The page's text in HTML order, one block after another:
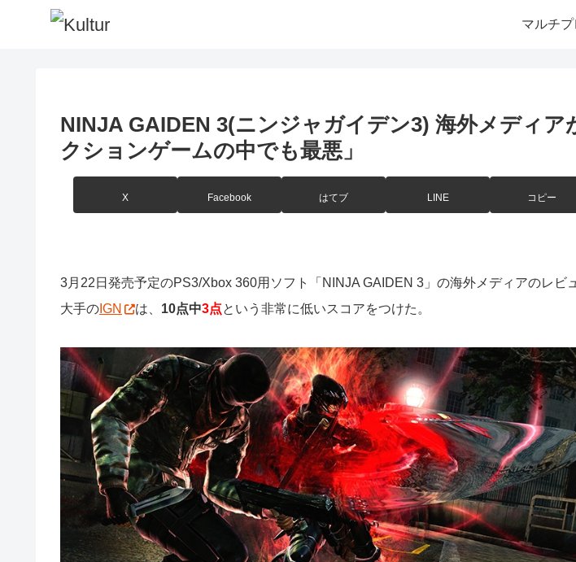
マルチプ
NINJA GAIDEN 3(ニンジャガイデン3) 海外メディア
クションゲームの中でも最悪」
X Facebook はてブ LINE コピー
3月22日発売予定のPS3/Xbox 360用ソフト「NINJA GAIDEN 3」の海外メディアのレビ
大手の IGN は、 10点中3点という非常に低いスコアをつけた。